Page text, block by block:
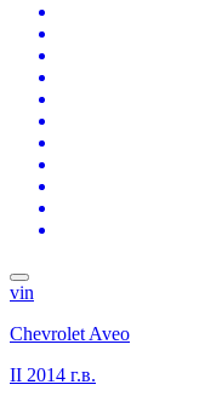
vin
Chevrolet Aveo
II 2014 г.в.